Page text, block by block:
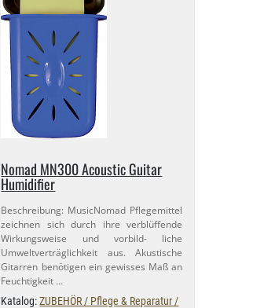
Nomad MN300 Acoustic Guitar
Humidifier
Beschreibung: MusicNomad Pflegemittel
zeichnen sich durch ihre verblüffende
Wirkungsweise und vorbild- liche
Umweltverträglichkeit aus. Akustische
Gitarren benötigen ein gewisses Maß an
Feuchtigkeit …
Katalog:ZUBEHÖR / Pflege & Reparatur /